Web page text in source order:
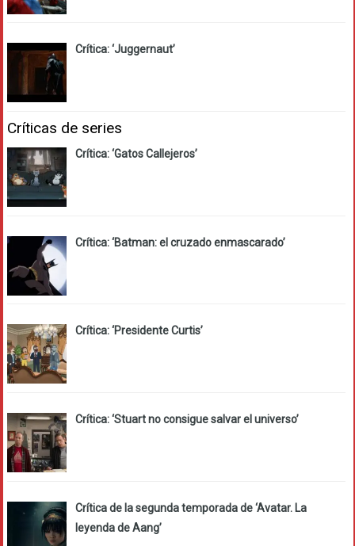
Crítica: ‘Juggernaut’
Críticas de series
Crítica: ‘Gatos Callejeros’
Crítica: ‘Batman: el cruzado enmascarado’
Crítica: ‘Presidente Curtis’
Crítica: ‘Stuart no consigue salvar el universo’
Crítica de la segunda temporada de ‘Avatar. La
leyenda de Aang’